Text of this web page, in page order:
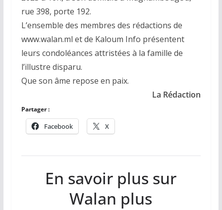
rue 398, porte 192.
L’ensemble des membres des rédactions de
www.walan.ml et de Kaloum Info présentent
leurs condoléances attristées à la famille de
l’illustre disparu.
Que son âme repose en paix.
La Rédaction
Partager :
Facebook X
En savoir plus sur
Walan plus